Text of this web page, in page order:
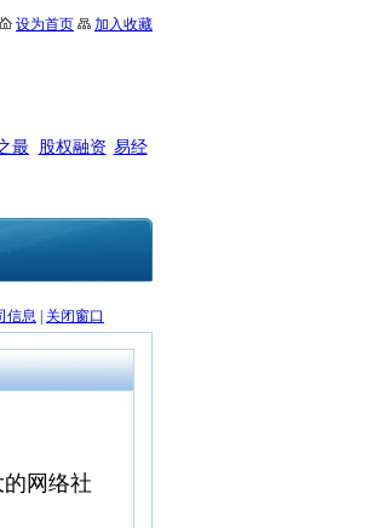
设为首页 加入收藏
最 股权融资 易经
信息 关闭窗口
网络社